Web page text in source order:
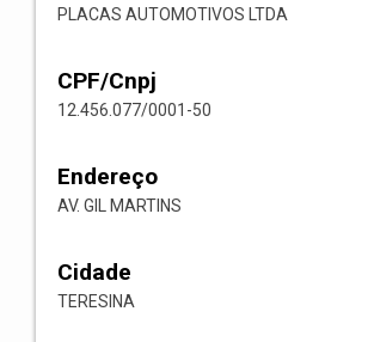
PLACAS AUTOMOTIVOS LTDA
CPF/Cnpj
12.456.077/0001-50
Endereço
AV. GIL MARTINS
Cidade
TERESINA